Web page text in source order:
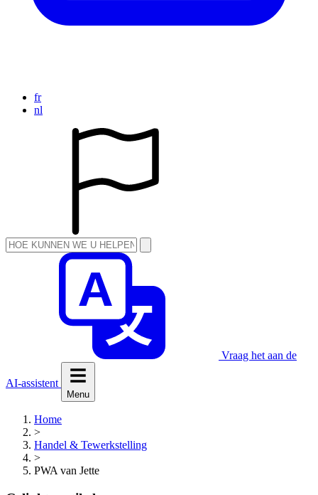
fr
nl
Vraag het aan de
AI-assistent
Menu
Home
>
Handel & Tewerkstelling
>
PWA van Jette